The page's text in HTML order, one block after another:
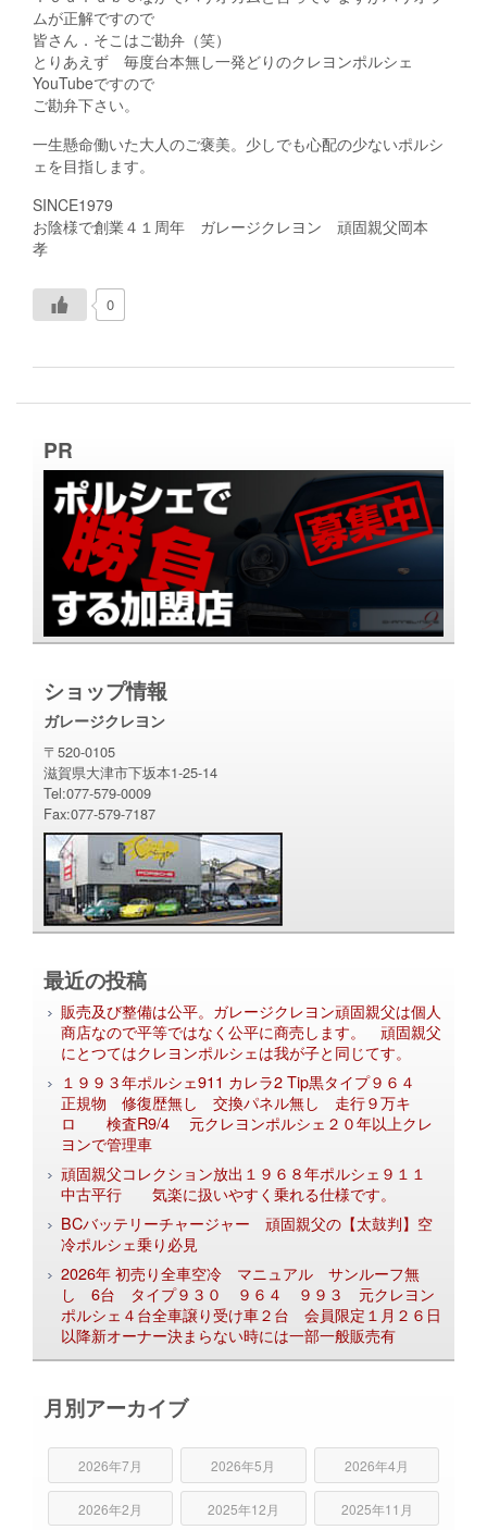
ムが正解ですので
皆さん．そこはご勘弁（笑）
とりあえず 毎度台本無し一発どりのクレヨンポルシェ
YouTubeですので
ご勘弁下さい。
一生懸命働いた大人のご褒美。少しでも心配の少ないポルシ
ェを目指します。
SINCE1979
お陰様で創業４１周年 ガレージクレヨン 頑固親父岡本
孝
0
PR
ショップ情報
ガレージクレヨン
〒520-0105
滋賀県大津市下坂本1-25-14
Tel:077-579-0009
Fax:077-579-7187
最近の投稿
販売及び整備は公平。ガレージクレヨン頑固親父は個人
商店なので平等ではなく公平に商売します。 頑固親父
にとつてはクレヨンポルシェは我が子と同じてす。
１９９３年ポルシェ911 カレラ2 Tip黒タイプ９６４
正規物 修復歴無し 交換パネル無し 走行９万キ
ロ 検査R9/4 元クレヨンポルシェ２０年以上クレ
ヨンで管理車
頑固親父コレクション放出１９６８年ポルシェ９１１
中古平行 気楽に扱いやすく乗れる仕様です。
BCバッテリーチャージャー 頑固親父の【太鼓判】空
冷ポルシェ乗り必見
2026年 初売り全車空冷 マニュアル サンルーフ無
し 6台 タイプ９３０ ９６４ ９９３ 元クレヨン
ポルシェ４台全車譲り受け車２台 会員限定１月２６日
以降新オーナー決まらない時には一部一般販売有
月別アーカイブ
2026年7月 2026年5月 2026年4月
2026年2月 2025年12月 2025年11月